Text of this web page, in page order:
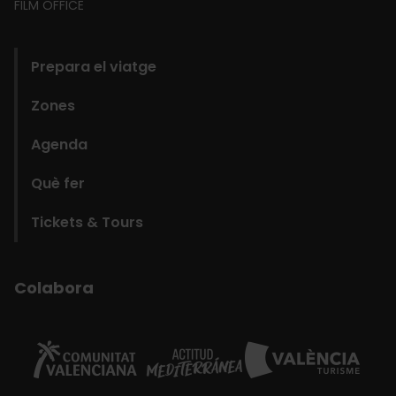
FILM OFFICE
Prepara el viatge
Zones
Agenda
Què fer
Tickets & Tours
Colabora